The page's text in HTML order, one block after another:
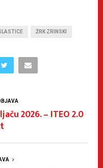
ŽRK ZRINSKI
2026. – ITEO 2.0